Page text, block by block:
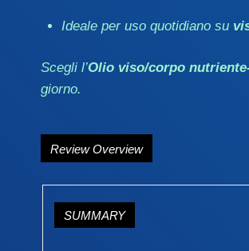
Ideale per uso quotidiano su
Scegli l’Olio viso/corpo
giorno.
Review Overview
SUMMARY